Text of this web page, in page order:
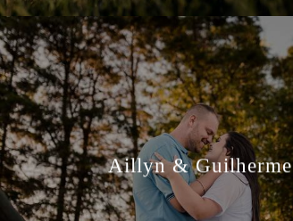
Aillyn & Guilherme